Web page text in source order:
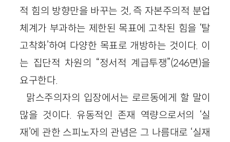
적 힘의 방향만을 바꾸는 것, 즉 자본주의적 분업
체계가 부과하는 제한된 목표에 고착된 힘을 ‘탈
고착화’하여 다양한 목표로 개방하는 것이다. 이
는 집단적 차원의 “정서적 계급투쟁”(246면)을
요구한다.
맑스주의자의 입장에서는 로르동에게 할 말이
많을 것이다. 유동적인 존재 역량으로서의 ‘실
재’에 관한 스피노자의 관념은 그 나름대로 ‘실재